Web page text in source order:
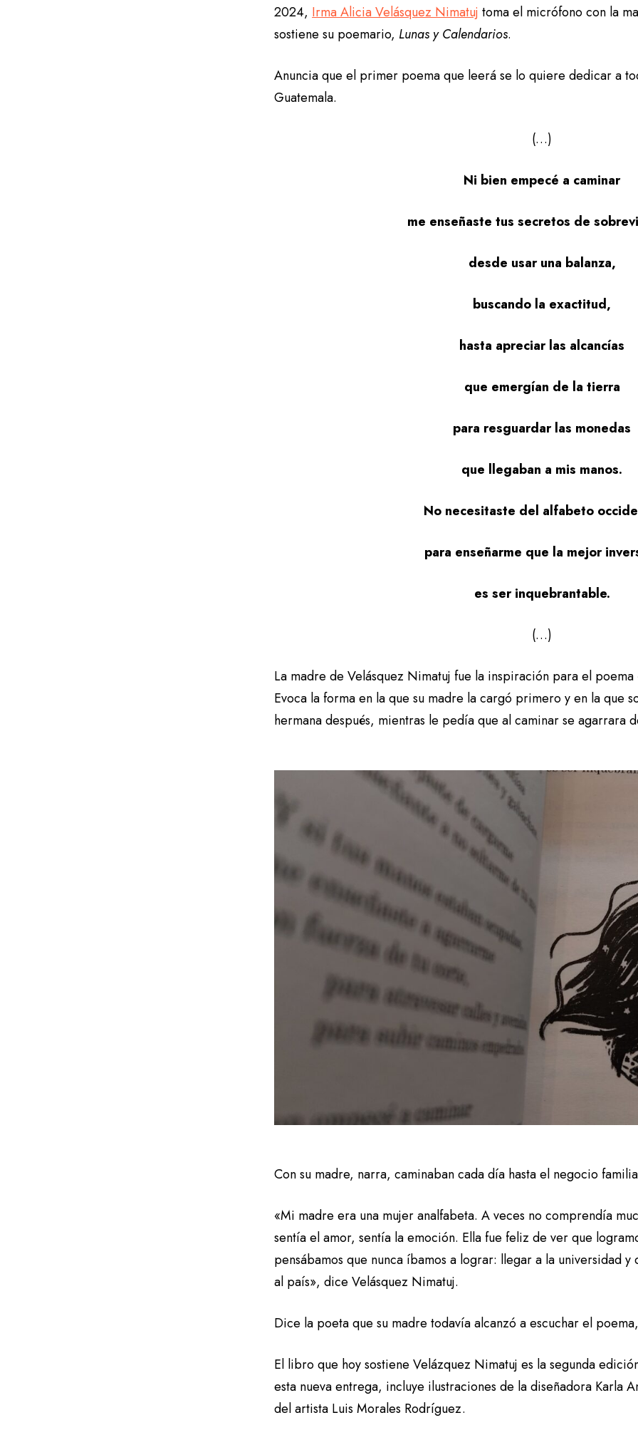
2024, Irma Alicia Velásquez Nimatuj toma el micrófono con la
sostiene su poemario, Lunas y Calendarios.
Anuncia que el primer poema que leerá se lo quiere dedicar a
Guatemala.
(…)
Ni bien empecé a caminar
me enseñaste tus secretos de
desde usar una balanza,
buscando la exactitud,
hasta apreciar las alcancías
que emergían de la tierra
para resguardar las monedas
que llegaban a mis manos.
No necesitaste del alfabeto
para enseñarme que la mejor
es ser inquebrantable.
(…)
La madre de Velásquez Nimatuj fue la inspiración para el
Evoca la forma en la que su madre la cargó primero y en la que
hermana después, mientras le pedía que al caminar se agarrara
Con su madre, narra, caminaban cada día hasta el negocio
«Mi madre era una mujer analfabeta. A veces no comprendía
sentía el amor, sentía la emoción. Ella fue feliz de ver que
pensábamos que nunca íbamos a lograr: llegar a la universidad
al país», dice Velásquez Nimatuj.
Dice la poeta que su madre todavía alcanzó a escuchar el
El libro que hoy sostiene Velázquez Nimatuj es la segunda
esta nueva entrega, incluye ilustraciones de la diseñadora Karla
del artista Luis Morales Rodríguez.